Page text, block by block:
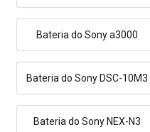
Bateria do Sony a3000
Bateria do Sony DSC-10M3
Bateria do Sony NEX-N3